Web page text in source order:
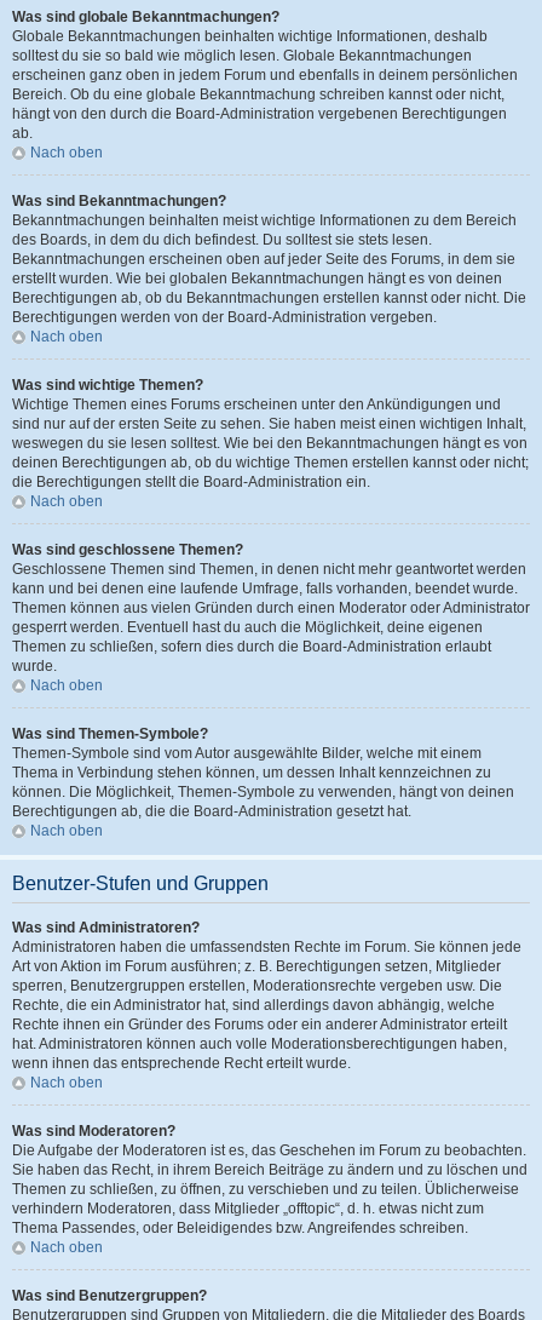
Was sind globale Bekanntmachungen?
Globale Bekanntmachungen beinhalten wichtige Informationen, deshalb
solltest du sie so bald wie möglich lesen. Globale Bekanntmachungen
erscheinen ganz oben in jedem Forum und ebenfalls in deinem persönlichen
Bereich. Ob du eine globale Bekanntmachung schreiben kannst oder nicht,
hängt von den durch die Board-Administration vergebenen Berechtigungen
ab.
Nach oben
Was sind Bekanntmachungen?
Bekanntmachungen beinhalten meist wichtige Informationen zu dem Bereich
des Boards, in dem du dich befindest. Du solltest sie stets lesen.
Bekanntmachungen erscheinen oben auf jeder Seite des Forums, in dem sie
erstellt wurden. Wie bei globalen Bekanntmachungen hängt es von deinen
Berechtigungen ab, ob du Bekanntmachungen erstellen kannst oder nicht. Die
Berechtigungen werden von der Board-Administration vergeben.
Nach oben
Was sind wichtige Themen?
Wichtige Themen eines Forums erscheinen unter den Ankündigungen und
sind nur auf der ersten Seite zu sehen. Sie haben meist einen wichtigen Inhalt,
weswegen du sie lesen solltest. Wie bei den Bekanntmachungen hängt es von
deinen Berechtigungen ab, ob du wichtige Themen erstellen kannst oder nicht;
die Berechtigungen stellt die Board-Administration ein.
Nach oben
Was sind geschlossene Themen?
Geschlossene Themen sind Themen, in denen nicht mehr geantwortet werden
kann und bei denen eine laufende Umfrage, falls vorhanden, beendet wurde.
Themen können aus vielen Gründen durch einen Moderator oder Administrator
gesperrt werden. Eventuell hast du auch die Möglichkeit, deine eigenen
Themen zu schließen, sofern dies durch die Board-Administration erlaubt
wurde.
Nach oben
Was sind Themen-Symbole?
Themen-Symbole sind vom Autor ausgewählte Bilder, welche mit einem
Thema in Verbindung stehen können, um dessen Inhalt kennzeichnen zu
können. Die Möglichkeit, Themen-Symbole zu verwenden, hängt von deinen
Berechtigungen ab, die die Board-Administration gesetzt hat.
Nach oben
Benutzer-Stufen und Gruppen
Was sind Administratoren?
Administratoren haben die umfassendsten Rechte im Forum. Sie können jede
Art von Aktion im Forum ausführen; z. B. Berechtigungen setzen, Mitglieder
sperren, Benutzergruppen erstellen, Moderationsrechte vergeben usw. Die
Rechte, die ein Administrator hat, sind allerdings davon abhängig, welche
Rechte ihnen ein Gründer des Forums oder ein anderer Administrator erteilt
hat. Administratoren können auch volle Moderationsberechtigungen haben,
wenn ihnen das entsprechende Recht erteilt wurde.
Nach oben
Was sind Moderatoren?
Die Aufgabe der Moderatoren ist es, das Geschehen im Forum zu beobachten.
Sie haben das Recht, in ihrem Bereich Beiträge zu ändern und zu löschen und
Themen zu schließen, zu öffnen, zu verschieben und zu teilen. Üblicherweise
verhindern Moderatoren, dass Mitglieder „offtopic“, d. h. etwas nicht zum
Thema Passendes, oder Beleidigendes bzw. Angreifendes schreiben.
Nach oben
Was sind Benutzergruppen?
Benutzergruppen sind Gruppen von Mitgliedern, die die Mitglieder des Boards